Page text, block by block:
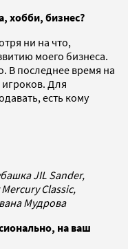
хобби, бизнес?
ни на что,
моего бизнеса.
В последнее время на
Для
есть кому
JIL Sander,
Classic,
Мудрова
на ваш